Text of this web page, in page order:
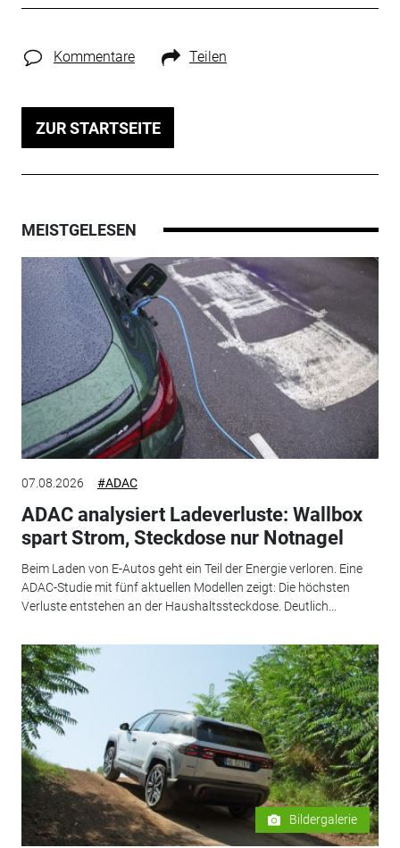
Kommentare Teilen
ZUR STARTSEITE
MEISTGELESEN
07.08.2026 #ADAC
ADAC analysiert Ladeverluste: Wallbox
spart Strom, Steckdose nur Notnagel
Beim Laden von E-Autos geht ein Teil der Energie verloren. Eine
ADAC-Studie mit fünf aktuellen Modellen zeigt: Die höchsten
Verluste entstehen an der Haushaltssteckdose. Deutlich...
Bildergalerie